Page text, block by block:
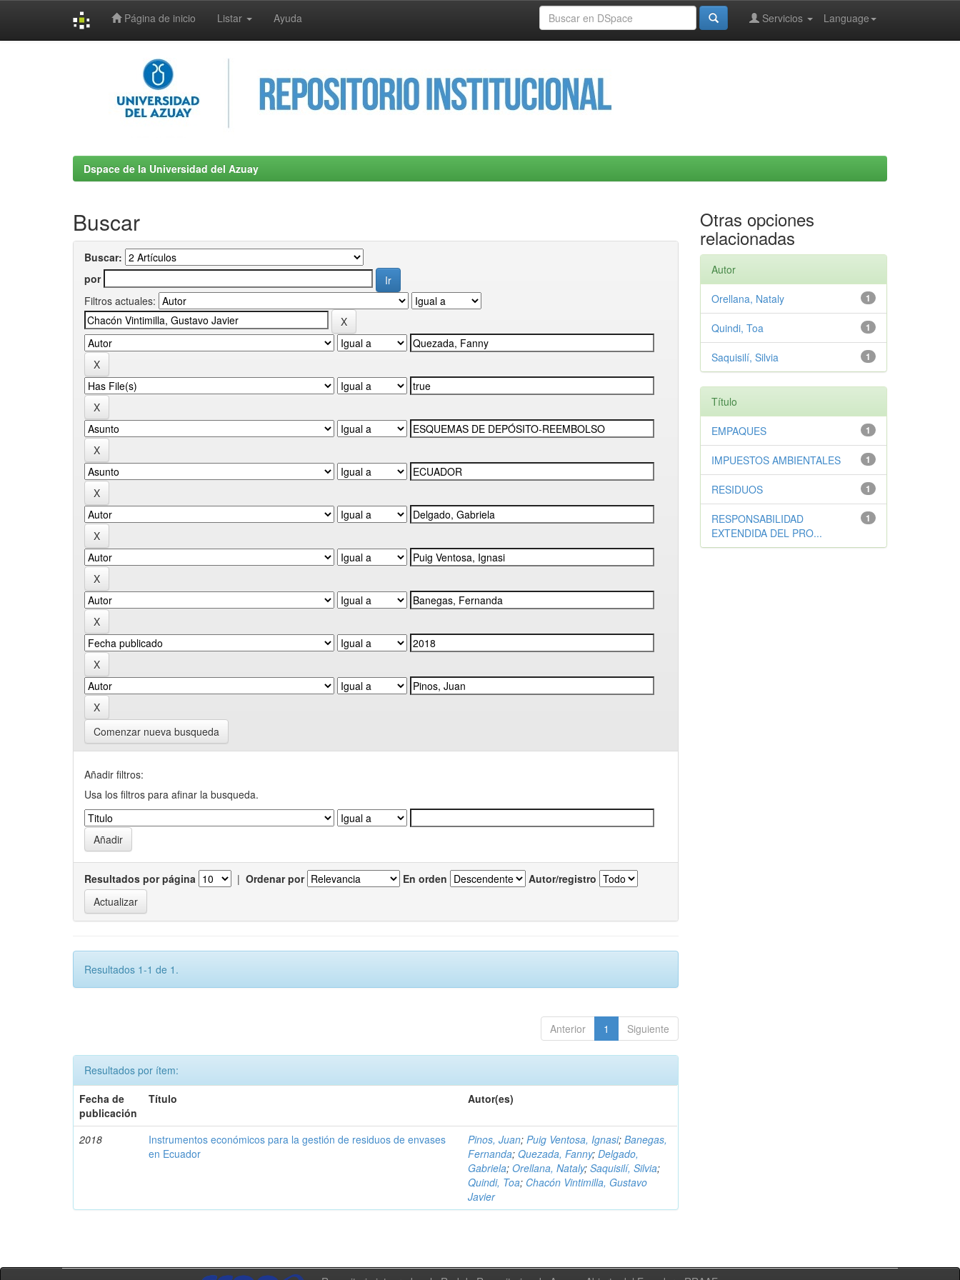
Página de inicio Listar Ayuda Language
Servicios
Dspace de la Universidad del Azuay
Buscar
Buscar:
por
Filtros actuales:
Comenzar nueva busqueda
Añadir filtros:
Usa los filtros para afinar la busqueda.
Resultados por página | Ordenar por En orden Autor/registro
Resultados 1-1 de 1.
Anterior 1 Siguiente
Resultados por ítem:
Fecha de
publicación
Título Autor(es)
2018
Instrumentos económicos para la gestión de residuos de envases
en Ecuador
Pinos, Juan;Puig Ventosa, Ignasi;Banegas,
Fernanda;Quezada, Fanny;Delgado,
Gabriela;Orellana, Nataly;Saquisilí, Silvia;
Quindi, Toa; Chacón Vintimilla, Gustavo
Javier
Otras opciones
relacionadas
Autor
1
Orellana, Nataly
1
Quindi, Toa
1
Saquisilí, Silvia
Título
1
EMPAQUES
1
IMPUESTOS AMBIENTALES
1
RESIDUOS
1
RESPONSABILIDAD
EXTENDIDA DEL PRO...